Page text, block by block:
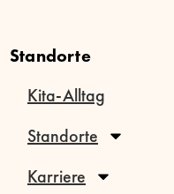
Standorte
Kita-Alltag
Standorte
Karriere